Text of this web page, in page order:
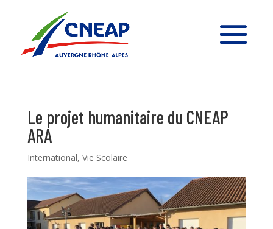
Le projet humanitaire du CNEAP
ARA
International, Vie Scolaire